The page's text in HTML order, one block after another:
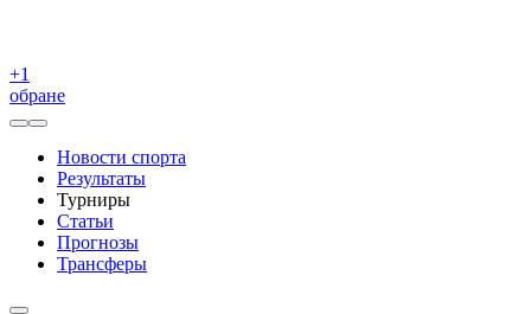
+1
обране
Новости спорта
Результаты
Турниры
Статьи
Прогнозы
Трансферы